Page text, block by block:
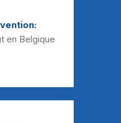
en Belgique